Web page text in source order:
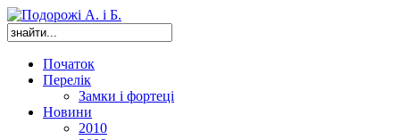
Початок
Перелік
Замки і фортеці
Новини
2010